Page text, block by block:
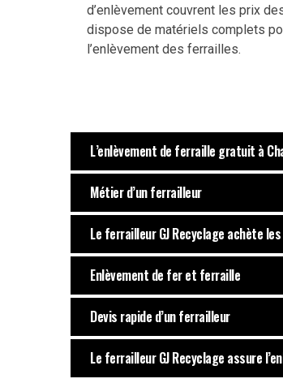
d’enlèvement couvrent les prix
dispose de matériels complets
l’enlèvement des ferrailles.
L’enlèvement de ferraille gratuit à
Métier d’un ferrailleur
Le ferrailleur GJ Recyclage achète
Enlèvement de fer et ferraille
Devis rapide d’un ferrailleur
Le ferrailleur GJ Recyclage assure